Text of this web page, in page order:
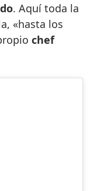
. Aquí toda la
«hasta los
chef